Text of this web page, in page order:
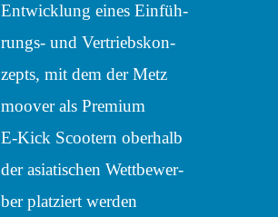
Entwick­lung eines Einfüh­
rungs- und Vertriebs­kon­
zepts, mit dem der Metz
moover als Premium
E‑Kick Scoo­tern ober­halb
der asia­ti­schen Wett­be­wer­
ber plat­ziert werden